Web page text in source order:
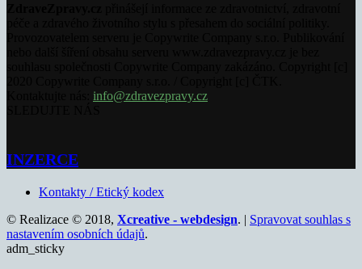
info@zdravezpravy.cz
INZERCE
Kontakty / Etický kodex
© Realizace © 2018, Xcreative - webdesign. | Spravovat souhlas s
nastavením osobních údajů.
adm_sticky